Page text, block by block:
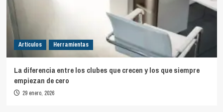
Artículos Herramientas
La diferencia entre los clubes que crecen y los que siempre
empiezan de cero
29 enero, 2026